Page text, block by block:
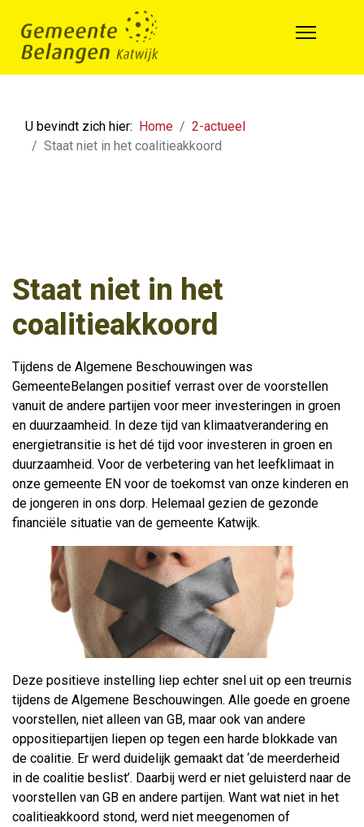
U bevindt zich hier: Home
2-actueel
Staat niet in het coalitieakkoord
Staat niet in het
coalitieakkoord
Tijdens de Algemene Beschouwingen was
GemeenteBelangen positief verrast over de voorstellen
vanuit de andere partijen voor meer investeringen in groen
en duurzaamheid. In deze tijd van klimaatverandering en
energietransitie is het dé tijd voor investeren in groen en
duurzaamheid. Voor de verbetering van het leefklimaat in
onze gemeente EN voor de toekomst van onze kinderen en
de jongeren in ons dorp. Helemaal gezien de gezonde
financiële situatie van de gemeente Katwijk.
Deze positieve instelling liep echter snel uit op een treurnis
tijdens de Algemene Beschouwingen. Alle goede en groene
voorstellen, niet alleen van GB, maar ook van andere
oppositiepartijen liepen op tegen een harde blokkade van
de coalitie. Er werd duidelijk gemaakt dat ‘de meerderheid
in de coalitie beslist’. Daarbij werd er niet geluisterd naar de
voorstellen van GB en andere partijen. Want wat niet in het
coalitieakkoord stond, werd niet meegenomen of